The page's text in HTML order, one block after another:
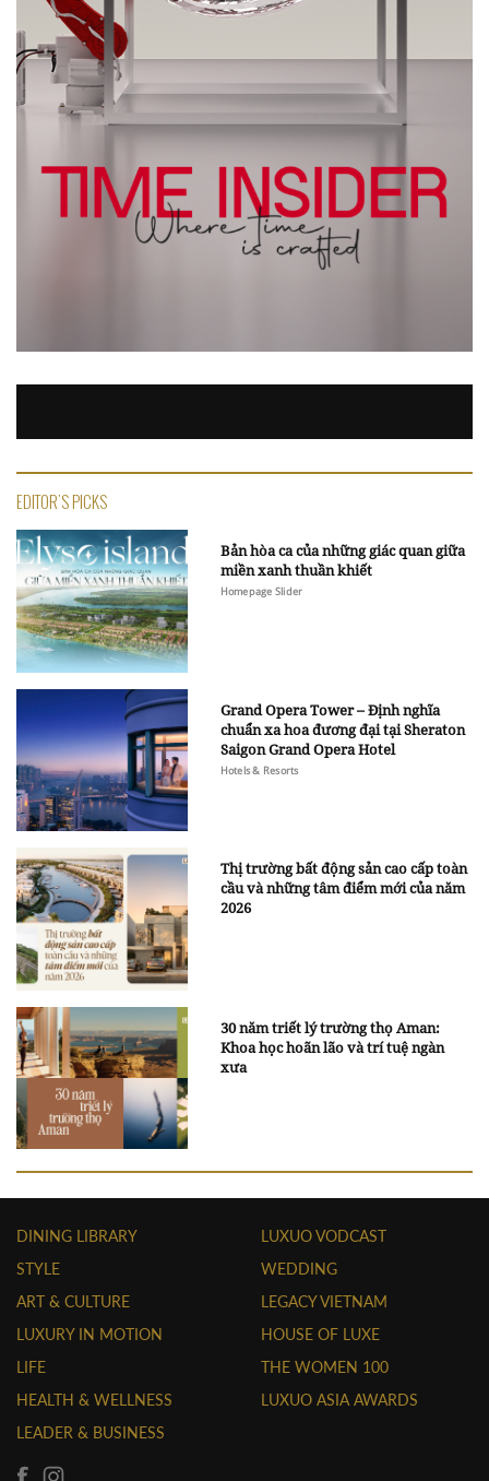
EDITOR'S PICKS
Bản hòa ca của những giác quan giữa
miền xanh thuần khiết
Homepage Slider
Grand Opera Tower – Định nghĩa
chuẩn xa hoa đương đại tại Sheraton
Saigon Grand Opera Hotel
Hotels & Resorts
Thị trường bất động sản cao cấp toàn
cầu và những tâm điểm mới của năm
2026
30 năm triết lý trường thọ Aman:
Khoa học hoãn lão và trí tuệ ngàn
xưa
DINING LIBRARY
STYLE
ART & CULTURE
LUXURY IN MOTION
LIFE
HEALTH & WELLNESS
LEADER & BUSINESS
LUXUO VODCAST
WEDDING
LEGACY VIETNAM
HOUSE OF LUXE
THE WOMEN 100
LUXUO ASIA AWARDS